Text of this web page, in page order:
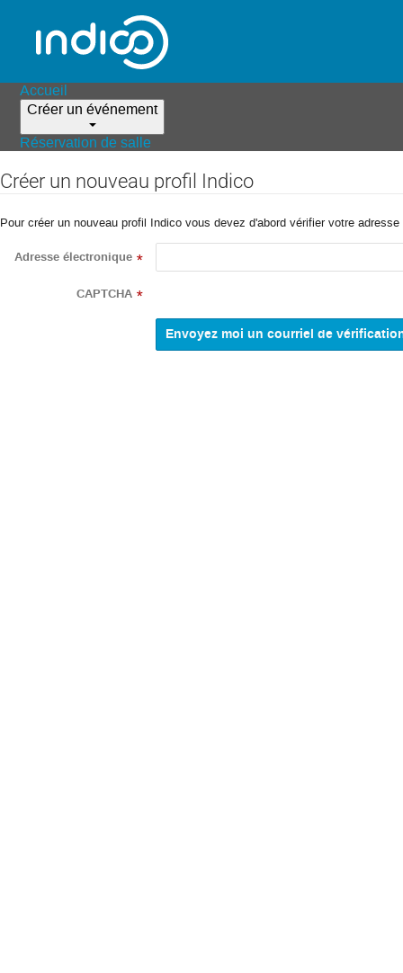
Accueil
Créer un événement
Réservation de salle
Créer un nouveau profil Indico
Pour créer un nouveau profil Indico vous devez d'abord vérifier votre
Adresse électronique *
CAPTCHA *